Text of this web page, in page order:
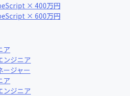
× 400万円
× 600万円
ア
ンジニア
ジャー
ア
ンジニア